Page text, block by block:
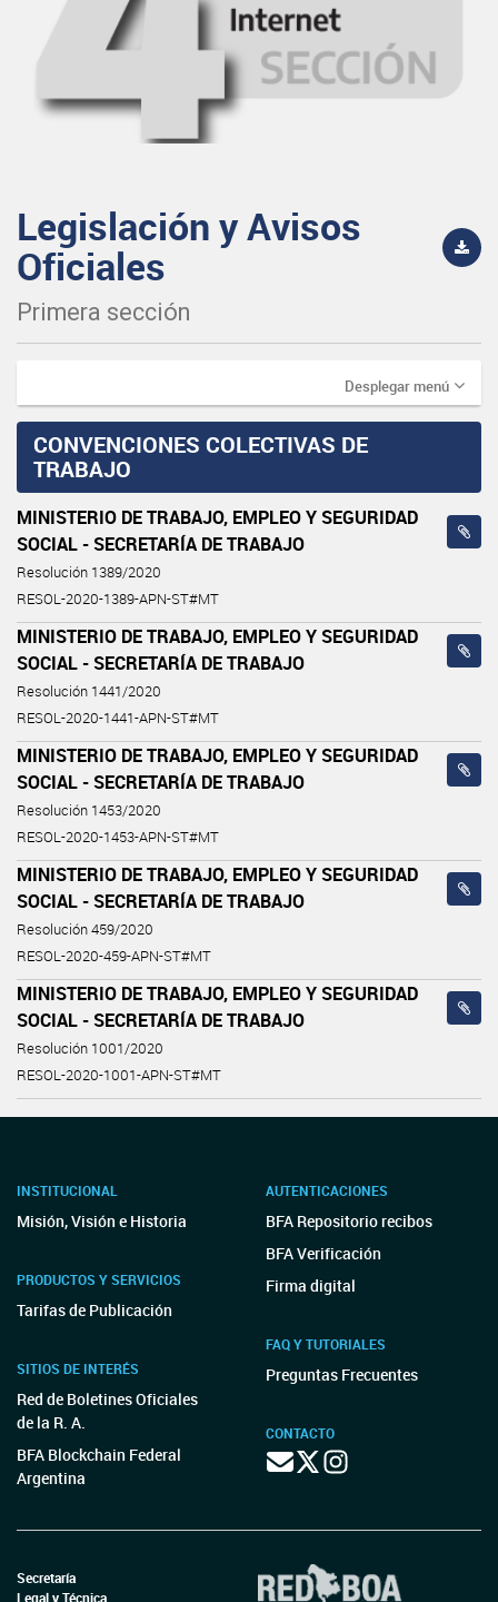
Legislación y Avisos
Oficiales
Primera sección
Desplegar menú
CONVENCIONES COLECTIVAS DE
TRABAJO
MINISTERIO DE TRABAJO, EMPLEO Y SEGURIDAD
SOCIAL - SECRETARÍA DE TRABAJO
Resolución 1389/2020
RESOL-2020-1389-APN-ST#MT
MINISTERIO DE TRABAJO, EMPLEO Y SEGURIDAD
SOCIAL - SECRETARÍA DE TRABAJO
Resolución 1441/2020
RESOL-2020-1441-APN-ST#MT
MINISTERIO DE TRABAJO, EMPLEO Y SEGURIDAD
SOCIAL - SECRETARÍA DE TRABAJO
Resolución 1453/2020
RESOL-2020-1453-APN-ST#MT
MINISTERIO DE TRABAJO, EMPLEO Y SEGURIDAD
SOCIAL - SECRETARÍA DE TRABAJO
Resolución 459/2020
RESOL-2020-459-APN-ST#MT
MINISTERIO DE TRABAJO, EMPLEO Y SEGURIDAD
SOCIAL - SECRETARÍA DE TRABAJO
Resolución 1001/2020
RESOL-2020-1001-APN-ST#MT
INSTITUCIONAL
Misión, Visión e Historia
PRODUCTOS Y SERVICIOS
Tarifas de Publicación
SITIOS DE INTERÉS
Red de Boletines Oficiales
de la R. A.
BFA Blockchain Federal
Argentina
AUTENTICACIONES
BFA Repositorio recibos
BFA Verificación
Firma digital
FAQ Y TUTORIALES
Preguntas Frecuentes
CONTACTO
Secretaría
Legal y Técnica